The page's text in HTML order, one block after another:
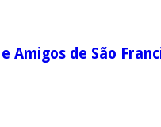
Amigos de São